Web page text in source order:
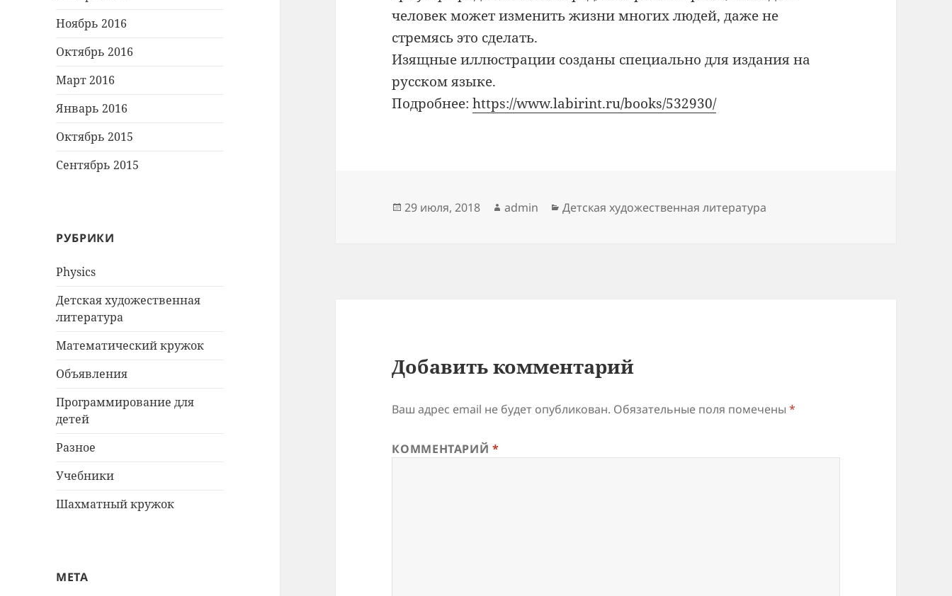
Ноябрь 2016
Октябрь 2016
Март 2016
Январь 2016
Октябрь 2015
Сентябрь 2015
РУБРИКИ
Physics
Детская художественная
литература
Математический кружок
Объявления
Программирование для
детей
Разное
Учебники
Шахматный кружок
МЕТА
человек может изменить жизни многих людей, даже не
стремясь это сделать.
Изящные иллюстрации созданы специально для издания на
русском языке.
Подробнее:https://www.labirint.ru/books/532930/
Опубликовано
29 июля, 2018 Автор
admin Рубрики
Детская художественная литература
Добавить комментарий
Ваш адрес email не будет опубликован. Обязательные поля помечены*
КОММЕНТАРИЙ*